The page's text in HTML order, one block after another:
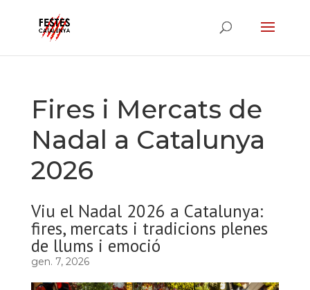
Fires i Mercats de
Nadal a Catalunya
2026
Viu el Nadal 2026 a Catalunya:
fires, mercats i tradicions plenes
de llums i emoció
gen. 7, 2026